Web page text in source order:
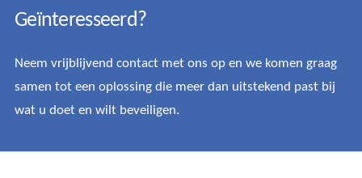
Geïnteresseerd?
Neem vrijblijvend contact met ons op en we komen graag
samen tot een oplossing die meer dan uitstekend past bij
wat u doet en wilt beveiligen.